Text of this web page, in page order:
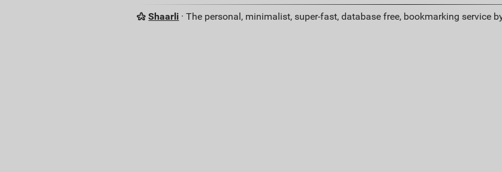
Shaarli · The personal, minimalist, super-fast, database free, bookmarking service